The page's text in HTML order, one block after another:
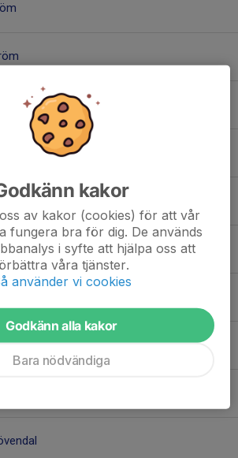
kakor
av kakor (cookies) för att vår
fungera bra för dig. De används
i syfte att hjälpa oss att
våra tjänster.
använder vi cookies
Godkänn alla kakor
Bara nödvändiga